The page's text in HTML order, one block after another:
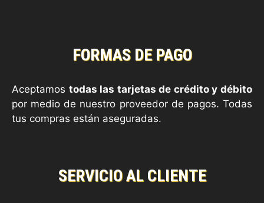
FORMAS DE PAGO
Aceptamos todas las tarjetas de crédito y débito
por medio de nuestro proveedor de pagos. Todas
tus compras están aseguradas.
SERVICIO AL CLIENTE